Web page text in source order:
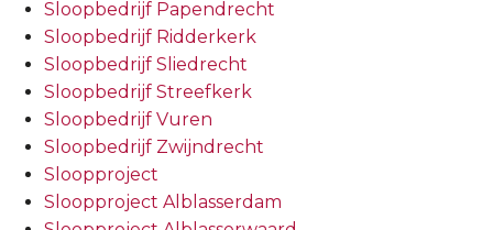
Sloopbedrijf Papendrecht
Sloopbedrijf Ridderkerk
Sloopbedrijf Sliedrecht
Sloopbedrijf Streefkerk
Sloopbedrijf Vuren
Sloopbedrijf Zwijndrecht
Sloopproject
Sloopproject Alblasserdam